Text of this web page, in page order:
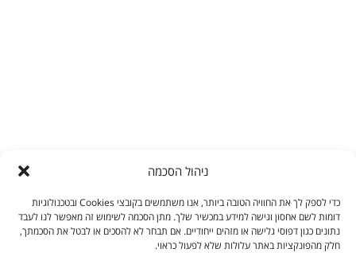
ניהול הסכמה
כדי לספק לך את החוויה הטובה ביותר, אנו משתמשים בקובצי Cookies ובטכנולוגיות
דומות לשם אחסון וגישה למידע במכשיר שלך. מתן הסכמה לשימוש זה מאפשר לנו לעבד
נתונים כגון דפוסי גלישה או מזהים ייחודיים. אם תבחר לא להסכים או לבטל את הסכמתך,
חלק מהפונקציות באתר עלולות שלא לפעול כראוי.
info@ortechisrael.co.il
קיבוץ כרמיה, 7913500